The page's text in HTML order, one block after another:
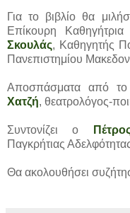
Για το βιβλίο θα
Επίκουρη
Σκουλάς, Καθηγητής
Πανεπιστημίου
Αποσπάσματα από το
Χατζή, θεατρολόγος-
Συντονίζει ο
Παγκρήτιας
Θα ακολουθήσει